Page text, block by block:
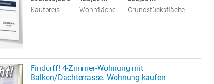
Kaufpreis
Wohnfläche
Grundstücksfläche
Findorff! 4-Zimmer-Wohnung mit
Balkon/Dachterrasse. Wohnung kaufen